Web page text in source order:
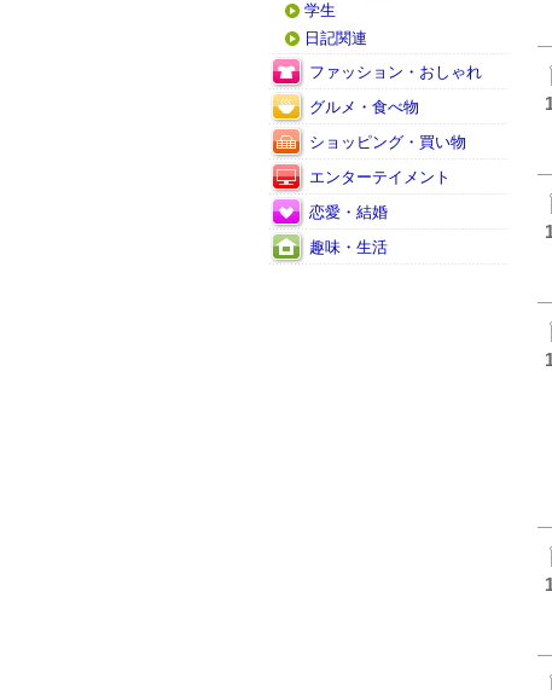
学生
日記関連
ファッション・おしゃれ
グルメ・食べ物
ショッピング・買い物
エンターテイメント
恋愛・結婚
趣味・生活